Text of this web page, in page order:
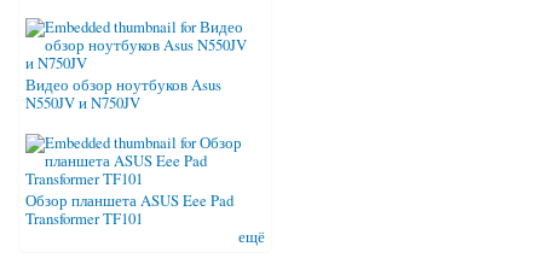
Видео обзор ноутбуков Asus
N550JV и N750JV
Обзор планшета ASUS Eee Pad
Transformer TF101
ещё